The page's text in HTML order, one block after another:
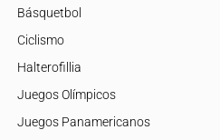
Básquetbol
Ciclismo
Halterofillia
Juegos Olímpicos
Juegos Panamericanos